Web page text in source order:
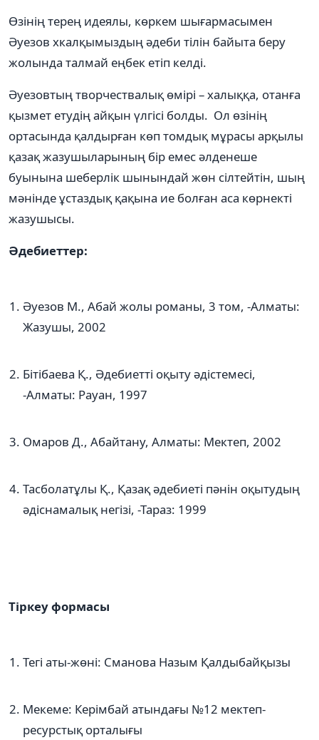
Өзінің терең идеялы, көркем шығармасымен
Әуезов хкалқымыздың әдеби тілін байыта беру
жолында талмай еңбек етіп келді.
Әуезовтың творчествалық өмірі – халыққа, отанға
қызмет етудің айқын үлгісі болды. Ол өзінің
ортасында қалдырған көп томдық мұрасы арқылы
қазақ жазушыларының бір емес әлденеше
буынына шеберлік шынындай жөн сілтейтін, шың
мәнінде ұстаздық қақына ие болған аса көрнекті
жазушысы.
Әдебиеттер:
Әуезов М., Абай жолы романы, 3 том, -Алматы:
Жазушы, 2002
Бітібаева Қ., Әдебиетті оқыту әдістемесі,
-Алматы: Рауан, 1997
Омаров Д., Абайтану, Алматы: Мектеп, 2002
Тасболатұлы Қ., Қазақ әдебиеті пәнін оқытудың
әдіснамалық негізі, -Тараз: 1999
Тіркеу формасы
Тегі аты-жөні: Сманова Назым Қалдыбайқызы
Мекеме: Керімбай атындағы №12 мектеп-
ресурстық орталығы